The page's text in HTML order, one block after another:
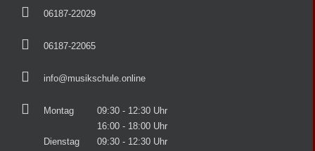
06187-22029
06187-22065
info@musikschule.online
Montag
09:30 - 12:30 Uhr
16:00 - 18:00 Uhr
Dienstag
09:30 - 12:30 Uhr